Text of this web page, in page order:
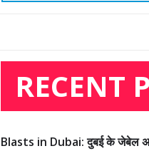
RECENT
Blasts in Dubai: दुबई के जेबेल